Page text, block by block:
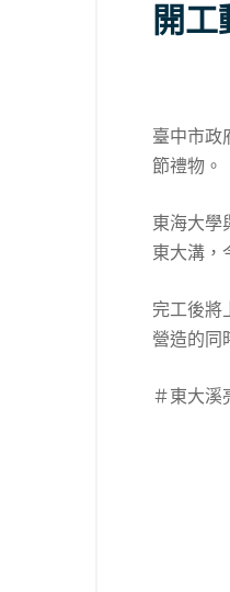
開
臺中市政
節禮物。
東海大學
東大溝，
完工後將
營造的同
＃東大溪